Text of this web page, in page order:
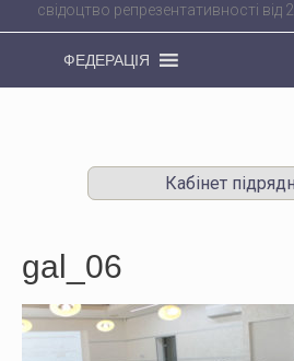
свідоцтво репрезентативності
ФЕДЕРАЦІЯ
Кабінет
gal_06